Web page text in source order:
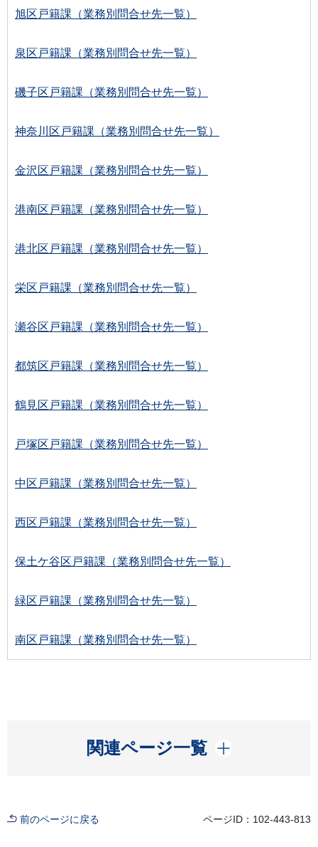
旭区戸籍課（業務別問合せ先一覧）
泉区戸籍課（業務別問合せ先一覧）
磯子区戸籍課（業務別問合せ先一覧）
神奈川区戸籍課（業務別問合せ先一覧）
金沢区戸籍課（業務別問合せ先一覧）
港南区戸籍課（業務別問合せ先一覧）
港北区戸籍課（業務別問合せ先一覧）
栄区戸籍課（業務別問合せ先一覧）
瀬谷区戸籍課（業務別問合せ先一覧）
都筑区戸籍課（業務別問合せ先一覧）
鶴見区戸籍課（業務別問合せ先一覧）
戸塚区戸籍課（業務別問合せ先一覧）
中区戸籍課（業務別問合せ先一覧）
西区戸籍課（業務別問合せ先一覧）
保土ケ谷区戸籍課（業務別問合せ先一覧）
緑区戸籍課（業務別問合せ先一覧）
南区戸籍課（業務別問合せ先一覧）
関連ページ一覧
開く
前のページに戻る ページID：102-443-813